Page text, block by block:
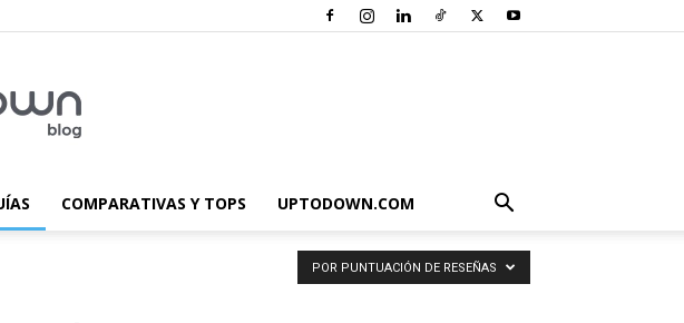
COMPARATIVAS Y TOPS UPTODOWN.COM
POR PUNTUACIÓN DE RESEÑAS